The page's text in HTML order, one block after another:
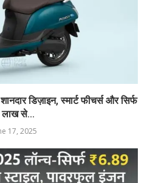
डिज़ाइन, स्मार्ट फीचर्स और सिर्फ
लाख से...
17, 2025